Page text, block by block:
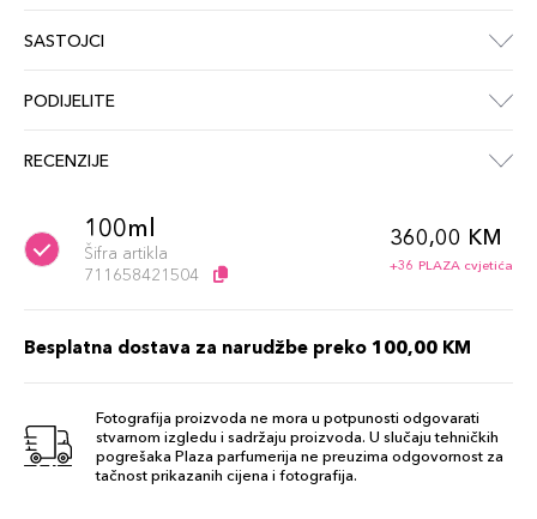
SASTOJCI
PODIJELITE
RECENZIJE
100ml
Šifra artikla
711658421504
360,00 KM
+36 PLAZA cvjetića
Besplatna dostava za narudžbe preko 100,00 KM
Fotografija proizvoda ne mora u potpunosti odgovarati
stvarnom izgledu i sadržaju proizvoda. U slučaju tehničkih
pogrešaka Plaza parfumerija ne preuzima odgovornost za
tačnost prikazanih cijena i fotografija.